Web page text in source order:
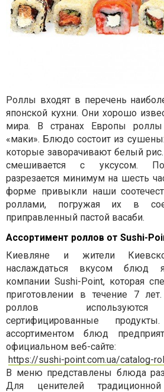
Роллы входят в перечень
японской кухни. Они хорошо
мира. В странах Европы роллы
«маки». Блюдо состоит из
которые заворачивают белый
смешивается с уксусом.
разрезается минимум на шесть
форме привыкли наши
роллами, погружая их в
приправленный пастой васаби.
Ассортимент роллов от Sushi-
Киевляне и жители
наслаждаться вкусом блюд
компании Sushi-Point, которая
приготовлении в течение 7
роллов используются
сертифицированные
ассортиментом блюд
официальном веб-сайте:
https://sushi-point.com.ua/catalog-
В меню представлены блюда
Для ценителей